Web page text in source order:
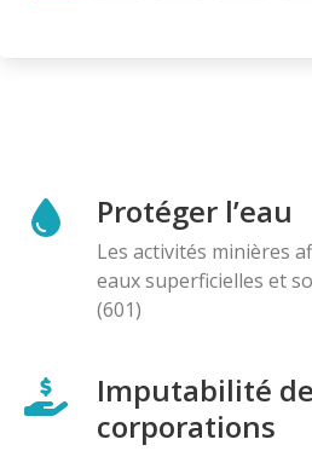
Protéger l’eau
Les activités minières
eaux superficielles et
(601)
Imputabilité
corporations